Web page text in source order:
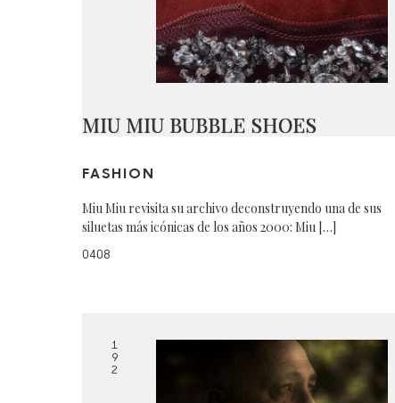
MIU MIU BUBBLE SHOES
FASHION
Miu Miu revisita su archivo deconstruyendo una de sus
siluetas más icónicas de los años 2000: Miu […]
0408
1
9
2